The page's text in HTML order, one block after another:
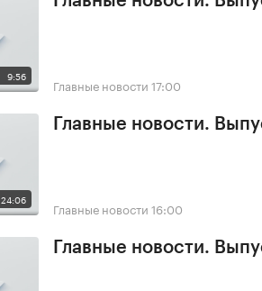
9:56 Главные новости 17:00
24:06
Главные новости.
Главные новости 16:00
Главные новости.